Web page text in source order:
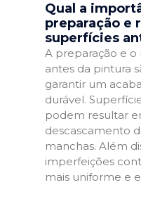
Qual a
preparação e
superfícies
A preparação e
antes da pintura
garantir um
durável.
podem resultar
descascamento
manchas. Além
imperfeições
mais uniforme e